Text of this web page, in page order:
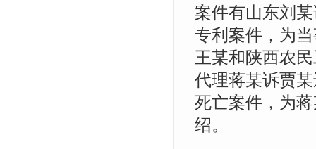
案件有山东刘
专利案件，为
王某和陕西农
代理蒋某诉贾
死亡案件，为
绍。